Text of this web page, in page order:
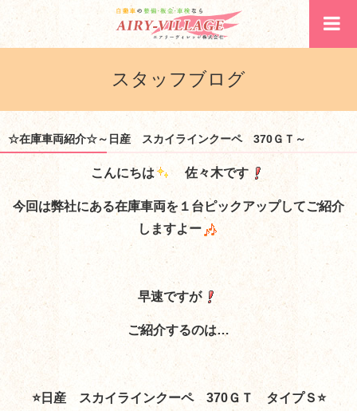
スタッフブログ
☆在庫車両紹介☆～日産 スカイラインクーペ 370ＧＴ～
こんにちは 佐々木です
今回は弊社にある在庫車両を１台ピックアップしてご紹介
しますよー
早速ですが
ご紹介するのは…
⭐日産 スカイラインクーペ 370ＧＴ タイプＳ⭐